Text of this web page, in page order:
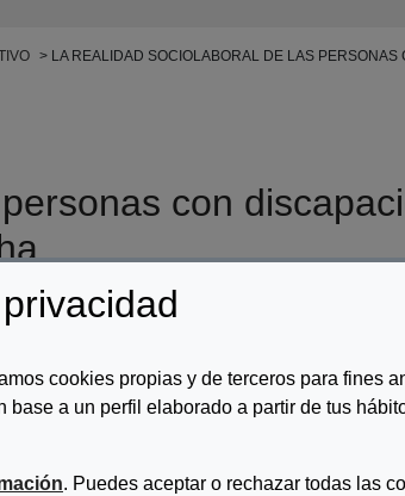
cookies propias y de terceros para fines
base a un perfil elaborado a partir de tus
. Puedes aceptar o rechazar todas las
LA REALIDAD SOCIOLABORAL DE LAS PERSONAS
con
realizado en Castilla La Mancha sobre empleo